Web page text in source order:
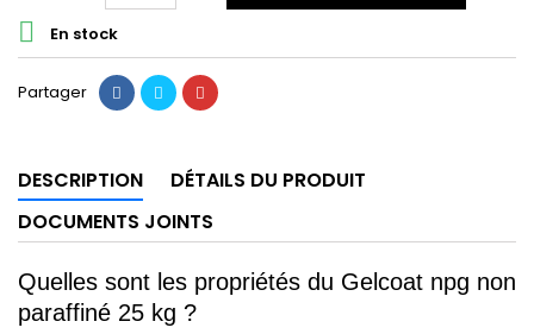
 En stock
Partager
DESCRIPTION
DÉTAILS DU PRODUIT
DOCUMENTS JOINTS
Quelles sont les propriétés du Gelcoat npg non
paraffiné 25 kg ?